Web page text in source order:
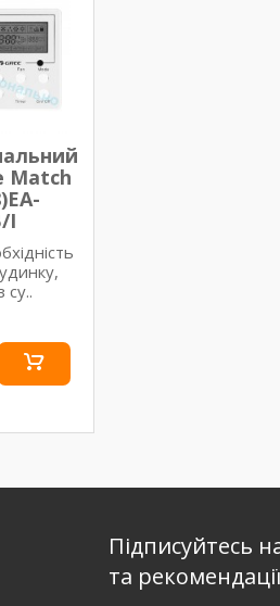
Match
I
су..
Підписуйтесь
та